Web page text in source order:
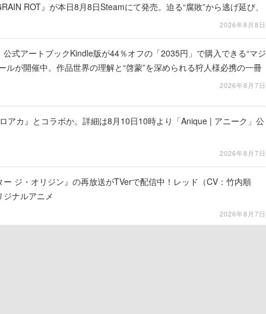
ROT』が本日8月8日Steamにて発売。迫る“腐敗”から逃げ延び、
2026年8月8日
公式アートブックKindle版が44％オフの「2035円」で購入できる“マジ
ルが開催中。作品世界の理解と“啓蒙”を深められる狩人様必携の一冊
2026年8月7日
アカ』とコラボか。詳細は8月10日10時より「Anique | アニーク」公
2026年8月7日
ー ジ・オリジン』の再放送がTVerで配信中！レッド（CV：竹内順
ナルアニメ
2026年8月7日